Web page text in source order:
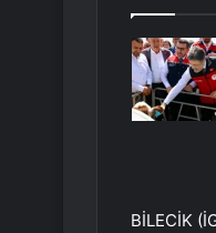
BİLECİK